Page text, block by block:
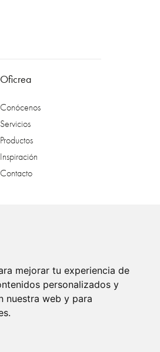
mejorar tu experiencia de
personalizados y
nuestra web y para
Oficrea
Conócenos
Servicios
Productos
Inspiración
Contacto